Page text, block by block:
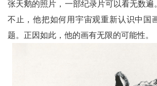
张天鹅的照片，一部纪录片可以看无数遍
不止，他把如何用宇宙观重新认识中国
题。正因如此，他的画有无限的可能性。